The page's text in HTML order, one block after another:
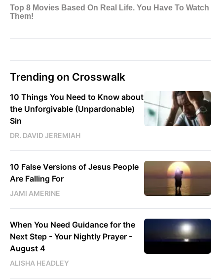
Trending on Crosswalk
10 Things You Need to Know about
the Unforgivable (Unpardonable)
Sin
DR. DAVID JEREMIAH
10 False Versions of Jesus People
Are Falling For
JAMI AMERINE
When You Need Guidance for the
Next Step - Your Nightly Prayer -
August 4
ALISHA HEADLEY